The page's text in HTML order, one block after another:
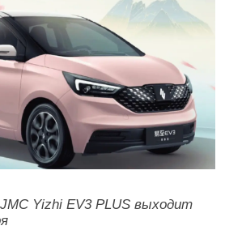
Yizhi EV3 PLUS выходит